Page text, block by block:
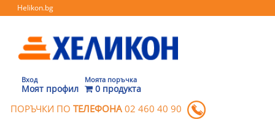
Helikon.bg
Вход
Моят профил
Моята поръчка
0 продукта
ПОРЪЧКИ ПО ТЕЛЕФОНА 02 460 40 90